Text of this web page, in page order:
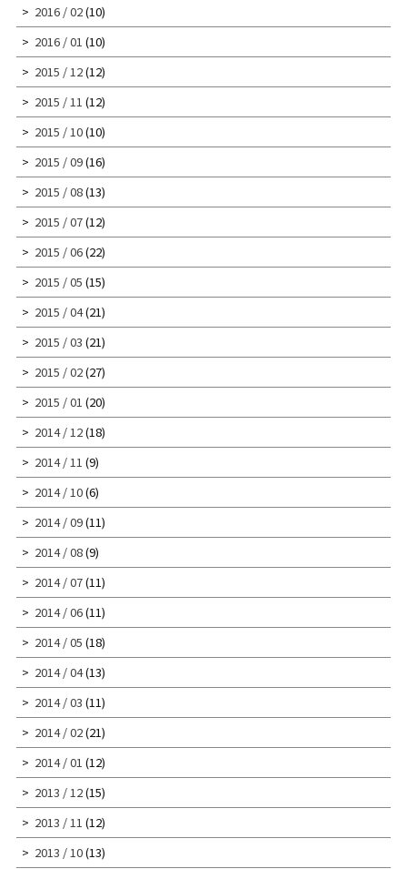
2016 / 02(10)
2016 / 01 (10)
2015 / 12(12)
2015 / 11 (12)
2015 / 10(10)
2015 / 09(16)
2015 / 08(13)
2015 / 07(12)
2015 / 06(22)
2015 / 05 (15)
2015 / 04(21)
2015 / 03 (21)
2015 / 02(27)
2015 / 01 (20)
2014 / 12(18)
2014 / 11 (9)
2014 / 10(6)
2014 / 09(11)
2014 / 08(9)
2014 / 07(11)
2014 / 06(11)
2014 / 05 (18)
2014 / 04(13)
2014 / 03 (11)
2014 / 02(21)
2014 / 01 (12)
2013 / 12(15)
2013 / 11 (12)
2013 / 10(13)